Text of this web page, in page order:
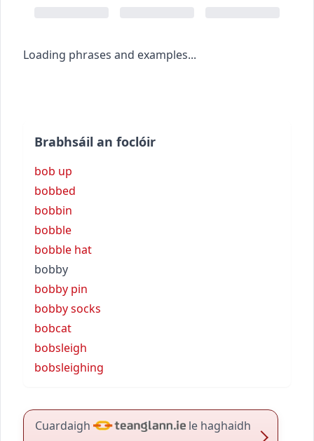
Loading phrases and examples...
Brabhsáil an foclóir
bob up
bobbed
bobbin
bobble
bobble hat
bobby
bobby pin
bobby socks
bobcat
bobsleigh
bobsleighing
Cuardaigh le haghaidh